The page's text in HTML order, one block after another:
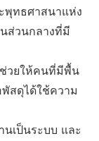
พุทธศาสนาแห่ง
ส่วนกลางที่มี
วยให้คนที่มีพื้น
สดุได้ใช้ความ
เป็นระบบ และ